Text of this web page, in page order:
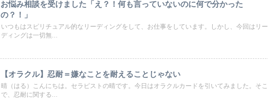
お悩み相談を受けました「え？！何も言っていないのに何で分かった
の？！」
いつもはスピリチュアル的なリーディングをして、お仕事をしています。しかし、今回はリー
ディングは一切無...
【オラクル】忍耐＝嫌なことを耐えることじゃない
晴（はる）こんにちは。セラピストの晴です。今日はオラクルカードを引いてみました。そこ
で、忍耐に関する...